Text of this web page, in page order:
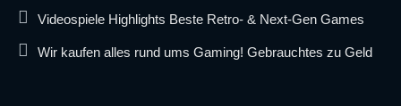
Videospiele Highlights Beste Retro- & Next-Gen Games
Wir kaufen alles rund ums Gaming! Gebrauchtes zu Geld